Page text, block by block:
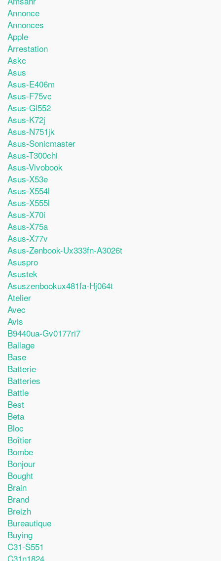
Annonce
Annonces
Apple
Arrestation
Askc
Asus
Asus-E406m
Asus-F75vc
Asus-Gl552
Asus-K72j
Asus-N751jk
Asus-Sonicmaster
Asus-T300chi
Asus-Vivobook
Asus-X53e
Asus-X554l
Asus-X555l
Asus-X70i
Asus-X75a
Asus-X77v
Asus-Zenbook-Ux333fn-A3026t
Asuspro
Asustek
Asuszenbookux481fa-Hj064t
Atelier
Avec
Avis
B9440ua-Gv0177ri7
Ballage
Base
Batterie
Batteries
Battle
Best
Beta
Bloc
Boîtier
Bombe
Bonjour
Bought
Brain
Brand
Breizh
Bureautique
Buying
C31-S551
C31n1824